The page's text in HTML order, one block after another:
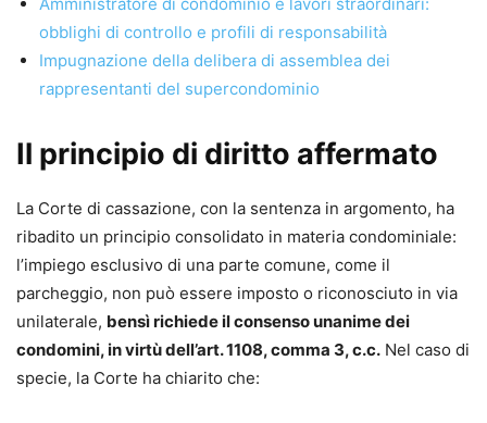
obblighi di controllo e profili di responsabilità
Impugnazione della delibera di assemblea dei
rappresentanti del supercondominio
Il principio di diritto affermato
La Corte di cassazione, con la sentenza in argomento, ha
ribadito un principio consolidato in materia condominiale:
l’impiego esclusivo di una parte comune, come il
parcheggio, non può essere imposto o riconosciuto in via
unilaterale, bensì richiede il consenso unanime dei
condomini, in virtù dell’art. 1108, comma 3, c.c. Nel caso di
specie, la Corte ha chiarito che: